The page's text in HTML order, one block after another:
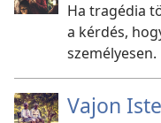
Ha tragédia
a kérdés,
személyesen.
Vajon